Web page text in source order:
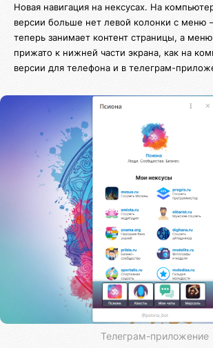
Новая навигация на нексусах. На
версии больше нет левой колонки с
теперь занимает контент страницы, а
прижато к нижней части экрана, как на
версии для телефона и в телеграм-
Телеграм-приложение